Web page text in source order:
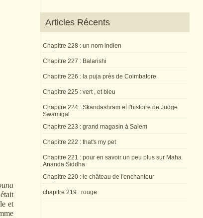
et
Articles Récents
Chapitre 228 : un nom indien
Chapitre 227 : Balarishi
Chapitre 226 : la puja près de Coimbatore
Chapitre 225 : vert , et bleu
Chapitre 224 : Skandashram et l'histoire de Judge
Swamigal
Chapitre 223 : grand magasin à Salem
Chapitre 222 : that's my pet
Chapitre 221 : pour en savoir un peu plus sur Maha
Ananda Siddha
Chapitre 220 : le château de l'enchanteur
chapitre 219 : rouge